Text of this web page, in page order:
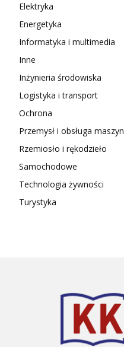
Elektryka
Energetyka
Informatyka i multimedia
Inne
Inżynieria środowiska
Logistyka i transport
Ochrona
Przemysł i obsługa maszyn
Rzemiosło i rękodzieło
Samochodowe
Technologia żywności
Turystyka